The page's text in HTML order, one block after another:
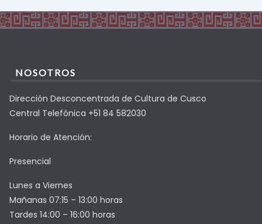
NOSOTROS
Dirección Desconcentrada de Cultura de Cusco
Central Telefónica +51 84 582030
Horario de Atención:
Presencial
Lunes a Viernes
Mañanas 07:15 – 13:00 horas
Tardes 14:00 – 16:00 horas